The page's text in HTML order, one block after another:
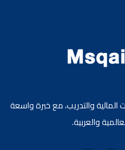
والتدريب، مع خبرة واسعة
والعربية.